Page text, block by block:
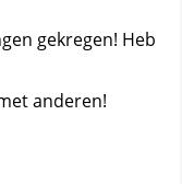
gekregen! Heb
anderen!